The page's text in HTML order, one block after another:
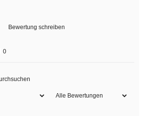
Bewertung schreiben
0